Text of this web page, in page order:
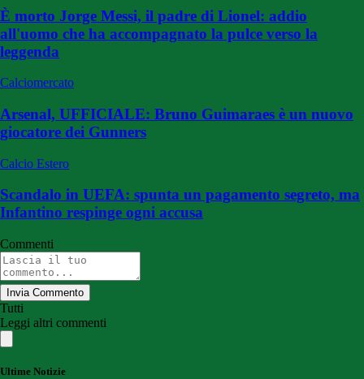
È morto Jorge Messi, il padre di Lionel: addio
all'uomo che ha accompagnato la pulce verso la
leggenda
Calciomercato
Arsenal, UFFICIALE: Bruno Guimaraes è un nuovo
giocatore dei Gunners
Calcio Estero
Scandalo in UEFA: spunta un pagamento segreto, ma
Infantino respinge ogni accusa
Commenti
Invia Commento
Tutti
Leggi altri commenti
Ultime Notizie